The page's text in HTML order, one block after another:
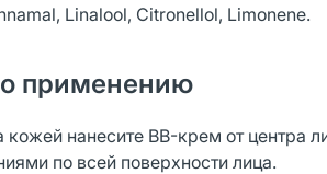
Linalool, Citronellol, Limonene.
применению
кожей нанесите BB-крем от центра
по всей поверхности лица.